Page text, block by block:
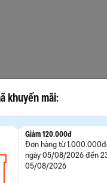
37 38
khuyến mãi:
Giảm 120.000đ
Đơn hàng từ
ngày 05/08/2026 đến
05/08/2026